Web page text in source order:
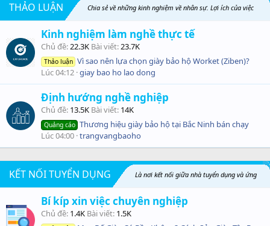
THẢO LUẬN Chia sẻ về những kinh nghiệm về nhân sự. Lợi ích của việc
tham gia các khóa đào tại ngắn hạn đối với các sinh viên, người trái ngành. Mách bí quyết
chuyển nghề hiệu quả
Kinh nghiệm làm nghề thực tế
Chủ đề 22.3K Bài viết 23.7K
Thảo luận Vì sao nên lựa chọn giày bảo hộ Worket (Ziben)?
Lúc 04:12 giay bao ho lao dong
Định hướng nghề nghiệp
Chủ đề 13.5K Bài viết 14K
Quảng cáo Thương hiệu giày bảo hộ tại Bắc Ninh bán chạy
Lúc 04:00 trangvangbaoho
KẾT NỐI TUYỂN DỤNG Là nơi kết nối giữa nhà tuyển dụng và ứng
viên một cách nhanh nhất và hiệu quả. Kinh nghiệm xin việc thành công
Bí kíp xin việc chuyên nghiệp
Chủ đề 1.4K Bài viết 1.5K